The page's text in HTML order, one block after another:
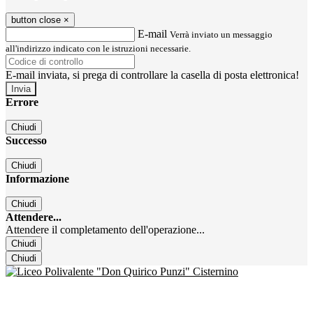
button close ×
E-mail Verrà inviato un messaggio
all'indirizzo indicato con le istruzioni necessarie.
E-mail inviata, si prega di controllare la casella di posta elettronica!
Errore
Chiudi
Successo
Chiudi
Informazione
Chiudi
Attendere...
Attendere il completamento dell'operazione...
Chiudi
Chiudi